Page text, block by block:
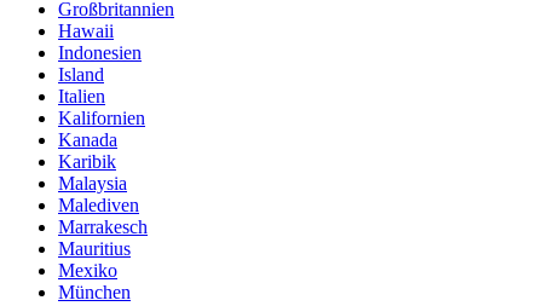
Großbritannien
Hawaii
Indonesien
Island
Italien
Kalifornien
Kanada
Karibik
Malaysia
Malediven
Marrakesch
Mauritius
Mexiko
München